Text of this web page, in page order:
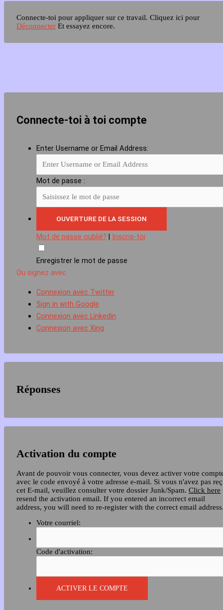
Connecte-toi pour appliquer sur ce travail. Cliquez ici pour
Déconnecter Et essayez encore.
Connecte-toi à toi compte
Enter Username or Email Address:
Mot de passe :
Mot de passe oublié? | Inscris-toi
Enregistrer le mot de passe
Ou signez avec
Connexion avec Twitter
Sign in with Google
Connexion avec Linkedin
Connexion avec Xing
Réponses
Activation du compte
Avant de pouvoir vous connecter, vous devez activer votre
avec le code envoyé à votre adresse e-mail. Si vous n'avez pas
cet E-mail, veuillez consulter votre dossier Junk/Spam. Click here
resend the activation email. If you entered an incorrect email
address, you will need to re-register with the correct email
Votre courriel:
Code d'activation: